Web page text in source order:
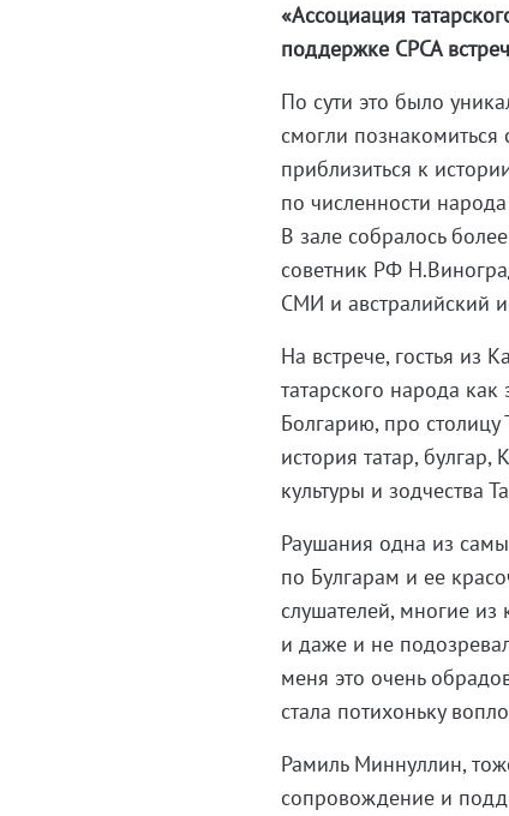
«Ассоциация
поддержке СРСА
По сути это было
смогли
приблизиться к
по численности
В зале собралось
советник РФ
СМИ и австралийский
На встрече, гостья из
татарского народа
Болгарию, про столицу
история татар,
культуры и зодчества
Раушания одна из
по Булгарам и ее
слушателей, многие из
и даже и не
меня это очень
стала потихоньку
Рамиль Миннуллин,
сопровождение и